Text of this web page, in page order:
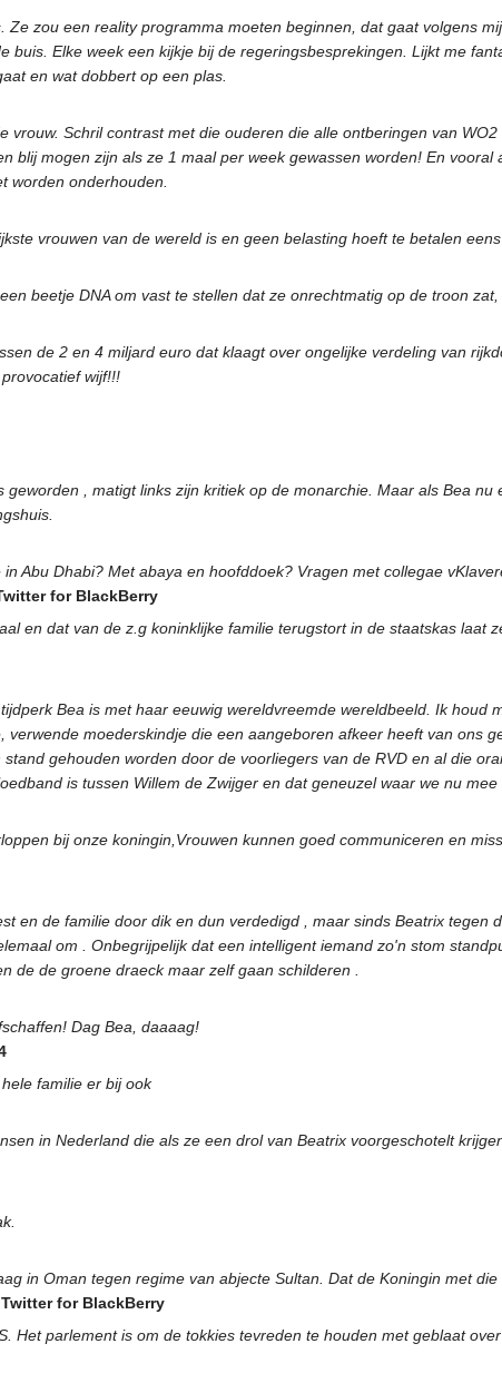
Ze zou een reality programma moeten beginnen, dat gaat volgens
buis. Elke week een kijkje bij de regeringsbesprekingen. Lijkt me
en wat dobbert op een plas.
vrouw. Schril contrast met die ouderen die alle ontberingen van
blij mogen zijn als ze 1 maal per week gewassen worden! En
worden onderhouden.
vrouwen van de wereld is en geen belasting hoeft te betalen
beetje DNA om vast te stellen dat ze onrechtmatig op de troon
de 2 en 4 miljard euro dat klaagt over ongelijke verdeling van
wijf!!!
, matigt links zijn kritiek op de monarchie. Maar als Bea
Abu Dhabi? Met abaya en hoofddoek? Vragen met collegae
for BlackBerry
en dat van de z.g koninklijke familie terugstort in de staatskas laat
Bea is met haar eeuwig wereldvreemde wereldbeeld. Ik houd
moederskindje die een aangeboren afkeer heeft van ons
gehouden worden door de voorliegers van de RVD en al die
is tussen Willem de Zwijger en dat geneuzel waar we nu mee
bij onze koningin,Vrouwen kunnen goed communiceren en
en de familie door dik en dun verdedigd , maar sinds Beatrix tegen
om . Onbegrijpelijk dat een intelligent iemand zo'n stom
de de groene draeck maar zelf gaan schilderen .
Dag Bea, daaaag!
familie er bij ook
in Nederland die als ze een drol van Beatrix voorgeschotelt
in Oman tegen regime van abjecte Sultan. Dat de Koningin met
for BlackBerry
Het parlement is om de tokkies tevreden te houden met geblaat